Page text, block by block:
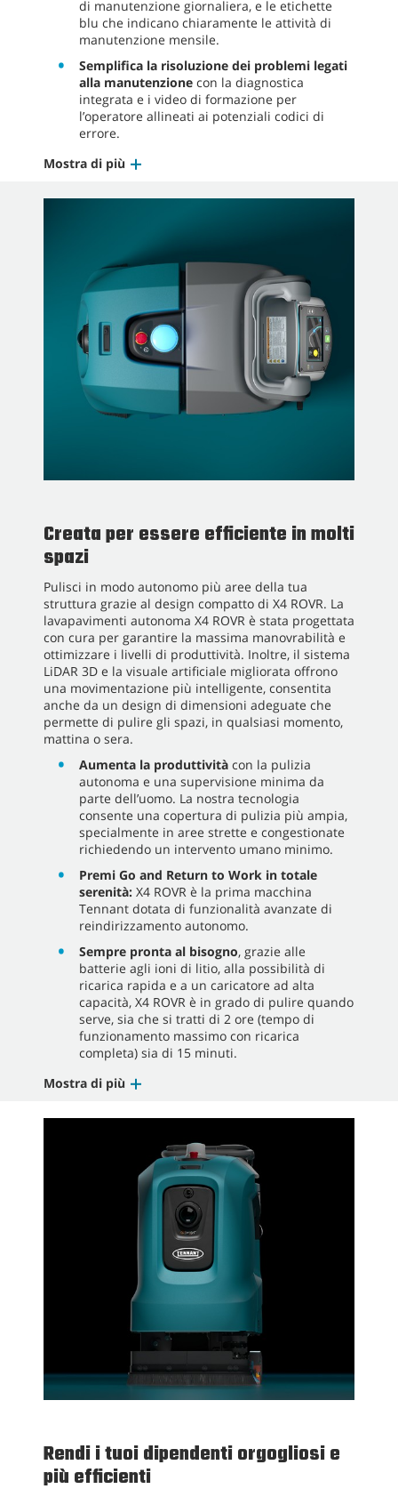
di manutenzione giornaliera, e le etichette
blu che indicano chiaramente le attività di
manutenzione mensile.
Semplifica la risoluzione dei problemi legati
alla manutenzione con la diagnostica
integrata e i video di formazione per
l’operatore allineati ai potenziali codici di
errore.
Mostra di più
Creata per essere efficiente in molti
spazi
Pulisci in modo autonomo più aree della tua
struttura grazie al design compatto di X4 ROVR. La
lavapavimenti autonoma X4 ROVR è stata progettata
con cura per garantire la massima manovrabilità e
ottimizzare i livelli di produttività. Inoltre, il sistema
LiDAR 3D e la visuale artificiale migliorata offrono
una movimentazione più intelligente, consentita
anche da un design di dimensioni adeguate che
permette di pulire gli spazi, in qualsiasi momento,
mattina o sera.
Aumenta la produttività con la pulizia
autonoma e una supervisione minima da
parte dell’uomo. La nostra tecnologia
consente una copertura di pulizia più ampia,
specialmente in aree strette e congestionate
richiedendo un intervento umano minimo.
Premi Go and Return to Work in totale
serenità: X4 ROVR è la prima macchina
Tennant dotata di funzionalità avanzate di
reindirizzamento autonomo.
Sempre pronta al bisogno, grazie alle
batterie agli ioni di litio, alla possibilità di
ricarica rapida e a un caricatore ad alta
capacità, X4 ROVR è in grado di pulire quando
serve, sia che si tratti di 2 ore (tempo di
funzionamento massimo con ricarica
completa) sia di 15 minuti.
Mostra di più
Rendi i tuoi dipendenti orgogliosi e
più efficienti